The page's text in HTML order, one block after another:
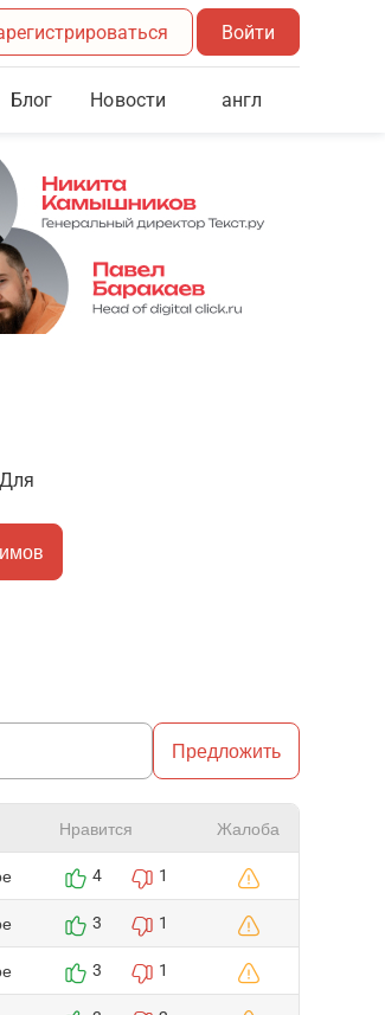
Войти
Блог Новости англ
Предложить
Нравится Жалоба
4 1
3 1
3 1